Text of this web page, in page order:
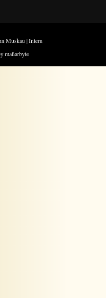
Muskau |Intern
maßarbyte